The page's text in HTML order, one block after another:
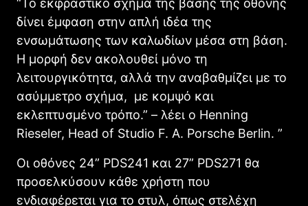
“Το εκφραστικό σχήμα της βάσης της οθόνης
δίνει έμφαση στην απλή ιδέα της
ενσωμάτωσης των καλωδίων μέσα στη βάση.
Η μορφή δεν ακολουθεί μόνο τη
λειτουργικότητα, αλλά την αναβαθμίζει με το
ασύμμετρο σχήμα, με κομψό και
εκλεπτυσμένο τρόπο.” – λέει ο Henning
Rieseler, Head of Studio F. A. Porsche Berlin. ”
Οι οθόνες 24” PDS241 και 27” PDS271 θα
προσελκύσουν κάθε χρήστη που
ενδιαφέρεται για το στυλ, όπως στελέχη